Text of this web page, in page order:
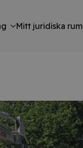
Mitt juridiska rum